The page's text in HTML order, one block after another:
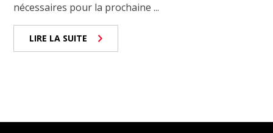
nécessaires pour la prochaine ...
LIRE LA SUITE